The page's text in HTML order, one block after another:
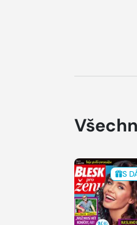
S